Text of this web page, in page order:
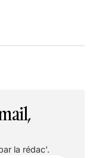
la rédac'.